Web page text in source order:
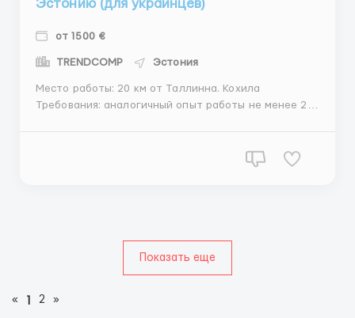
Эстонию (для украинцев)
от 1500 €
TRENDCOMP Эстония
Место работы: 20 км от Таллинна. Кохила
Требования: аналогичный опыт работы не менее 2
алюминиевых строительных систем, в том числе
Показать еще
« 2 »